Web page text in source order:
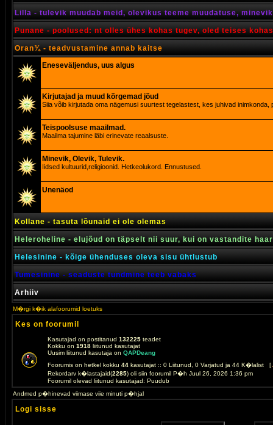
Lilla - tulevik muudab meid, olevikus teeme muudatuse,
Punane - poolused: nt olles ühes kohas tugev, oled teises
Oran¾ - teadvustamine annab kaitse
Eneseväljendus, uus algus
Kirjutajad ja muud kõrgemad jõud
Siia võib kirjutada oma nägemusi suurtest tegelastest, kes juhivad inimkonda,
Teispoolsuse maailmad.
Maailma tajumine läbi erinevate reaalsuste.
Minevik, Olevik, Tulevik.
Iidsed kultuurid,religioonid. Hetkeolukord. Ennustused.
Unenäod
Kollane - tasuta lõunaid ei ole olemas
Heleroheline - elujõud on täpselt nii suur, kui on vastandite
Helesinine - kõige ühenduses oleva sisu ühtlustub
Tumesinine - seaduste tundmine teeb vabaks
Arhiiv
M�rgi k�ik alafoorumid loetuks
Kes on foorumil
Kasutajad on postitanud 132225 teadet
Kokku on 1918 liitunud kasutajat
Uusim liitunud kasutaja on QAPDeang
Foorumis on hetkel kokku 44 kasutajat :: 0 Liitunud, 0 Varjatud ja 44 K�lalist [
Rekordarv k�lastajaid(2285) oli siin foorumil P�h Juul 26, 2026 1:36 pm
Foorumil olevad liitunud kasutajad: Puudub
Andmed p�hinevad viimase viie minuti p�hjal
Logi sisse